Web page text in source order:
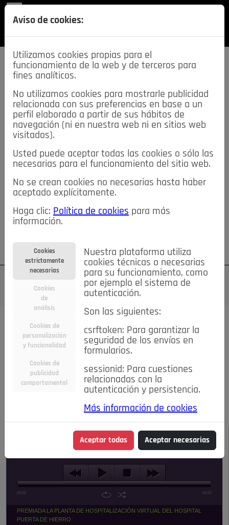
SECCIONES
descarga esta
REVISTA
≡NOTICIAS
NOTICIAS SERVICIOS DE INTERÉS
TABLÓN DE ANUNCIOS MIS ANUNCIOS CONTACTO
NOSOTROS
Su cuenta Regístrese ¿Olvidó su contraseña?
Todas las noticias..
#TePrestoMisOjos Caridad
Ciencia&Tecnología
Economía
Entretenimiento
Estilo de Vida
Internacional
Madrid Opinión IN
Pozuelo de Alarcón
Salud 🔴 En Directo
NOTICIAS
Escucha el audio de esta noticia:
00:00 04:52
PREMIADA LA PLANTA DE HOSPITALIZACIÓN VIRTUAL DEL HOSPITAL
PUERTA DE HIERRO
Aviso de cookies:
Utilizamos cookies propias para el
funcionamiento de la web y de terceros para
fines analíticos.
No utilizamos cookies para mostrarle publicidad
relacionada con sus preferencias en base a un
perfil elaborado a partir de sus hábitos de
navegación (ni en nuestra web ni en sitios web
visitados).
Usted puede aceptar todas las cookies o sólo las
necesarias para el funcionamiento del sitio web.
No se crean cookies no necesarias hasta haber
aceptado explícitamente.
Haga clic: Política de cookies para más
información.
Cookies
estrictamente
necesarias
Cookies
de
análisis
Cookies de
personalización
y funcionalidad
Cookies de
publicidad
comportamental
Nuestra plataforma utiliza
cookies técnicas o necesarias
para su funcionamiento, como
por ejemplo el sistema de
autenticación.
Son las siguientes:
csrftoken: Para garantizar la
seguridad de los envíos en
formularios.
sessionid: Para cuestiones
relacionadas con la
autenticación y persistencia.
Más información de cookies
Aceptar todas Aceptar necesarias